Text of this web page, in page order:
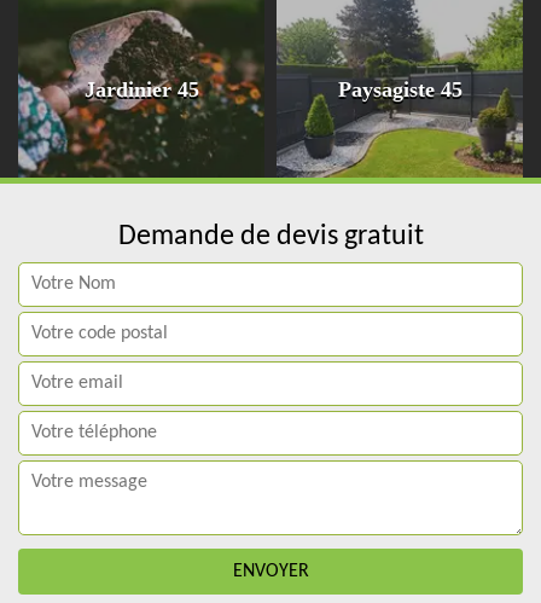
Jardinier 45 Paysagiste 45
Demande de devis gratuit